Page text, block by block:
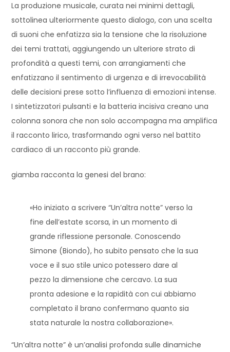
La produzione musicale, curata nei minimi dettagli,
sottolinea ulteriormente questo dialogo, con una scelta
di suoni che enfatizza sia la tensione che la risoluzione
dei temi trattati, aggiungendo un ulteriore strato di
profondità a questi temi, con arrangiamenti che
enfatizzano il sentimento di urgenza e di irrevocabilità
delle decisioni prese sotto l’influenza di emozioni intense.
I sintetizzatori pulsanti e la batteria incisiva creano una
colonna sonora che non solo accompagna ma amplifica
il racconto lirico, trasformando ogni verso nel battito
cardiaco di un racconto più grande.
giamba racconta la genesi del brano:
«Ho iniziato a scrivere “Un’altra notte” verso la
fine dell’estate scorsa, in un momento di
grande riflessione personale. Conoscendo
Simone (Biondo), ho subito pensato che la sua
voce e il suo stile unico potessero dare al
pezzo la dimensione che cercavo. La sua
pronta adesione e la rapidità con cui abbiamo
completato il brano confermano quanto sia
stata naturale la nostra collaborazione».
“Un’altra notte” è un’analisi profonda sulle dinamiche